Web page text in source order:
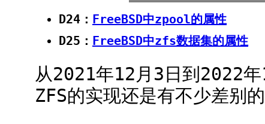
D24： FreeBSD中zpool的属性
D25： FreeBSD中zfs数据集的属性
从2021年12月3日到2022
ZFS的实现还是有不少差别的